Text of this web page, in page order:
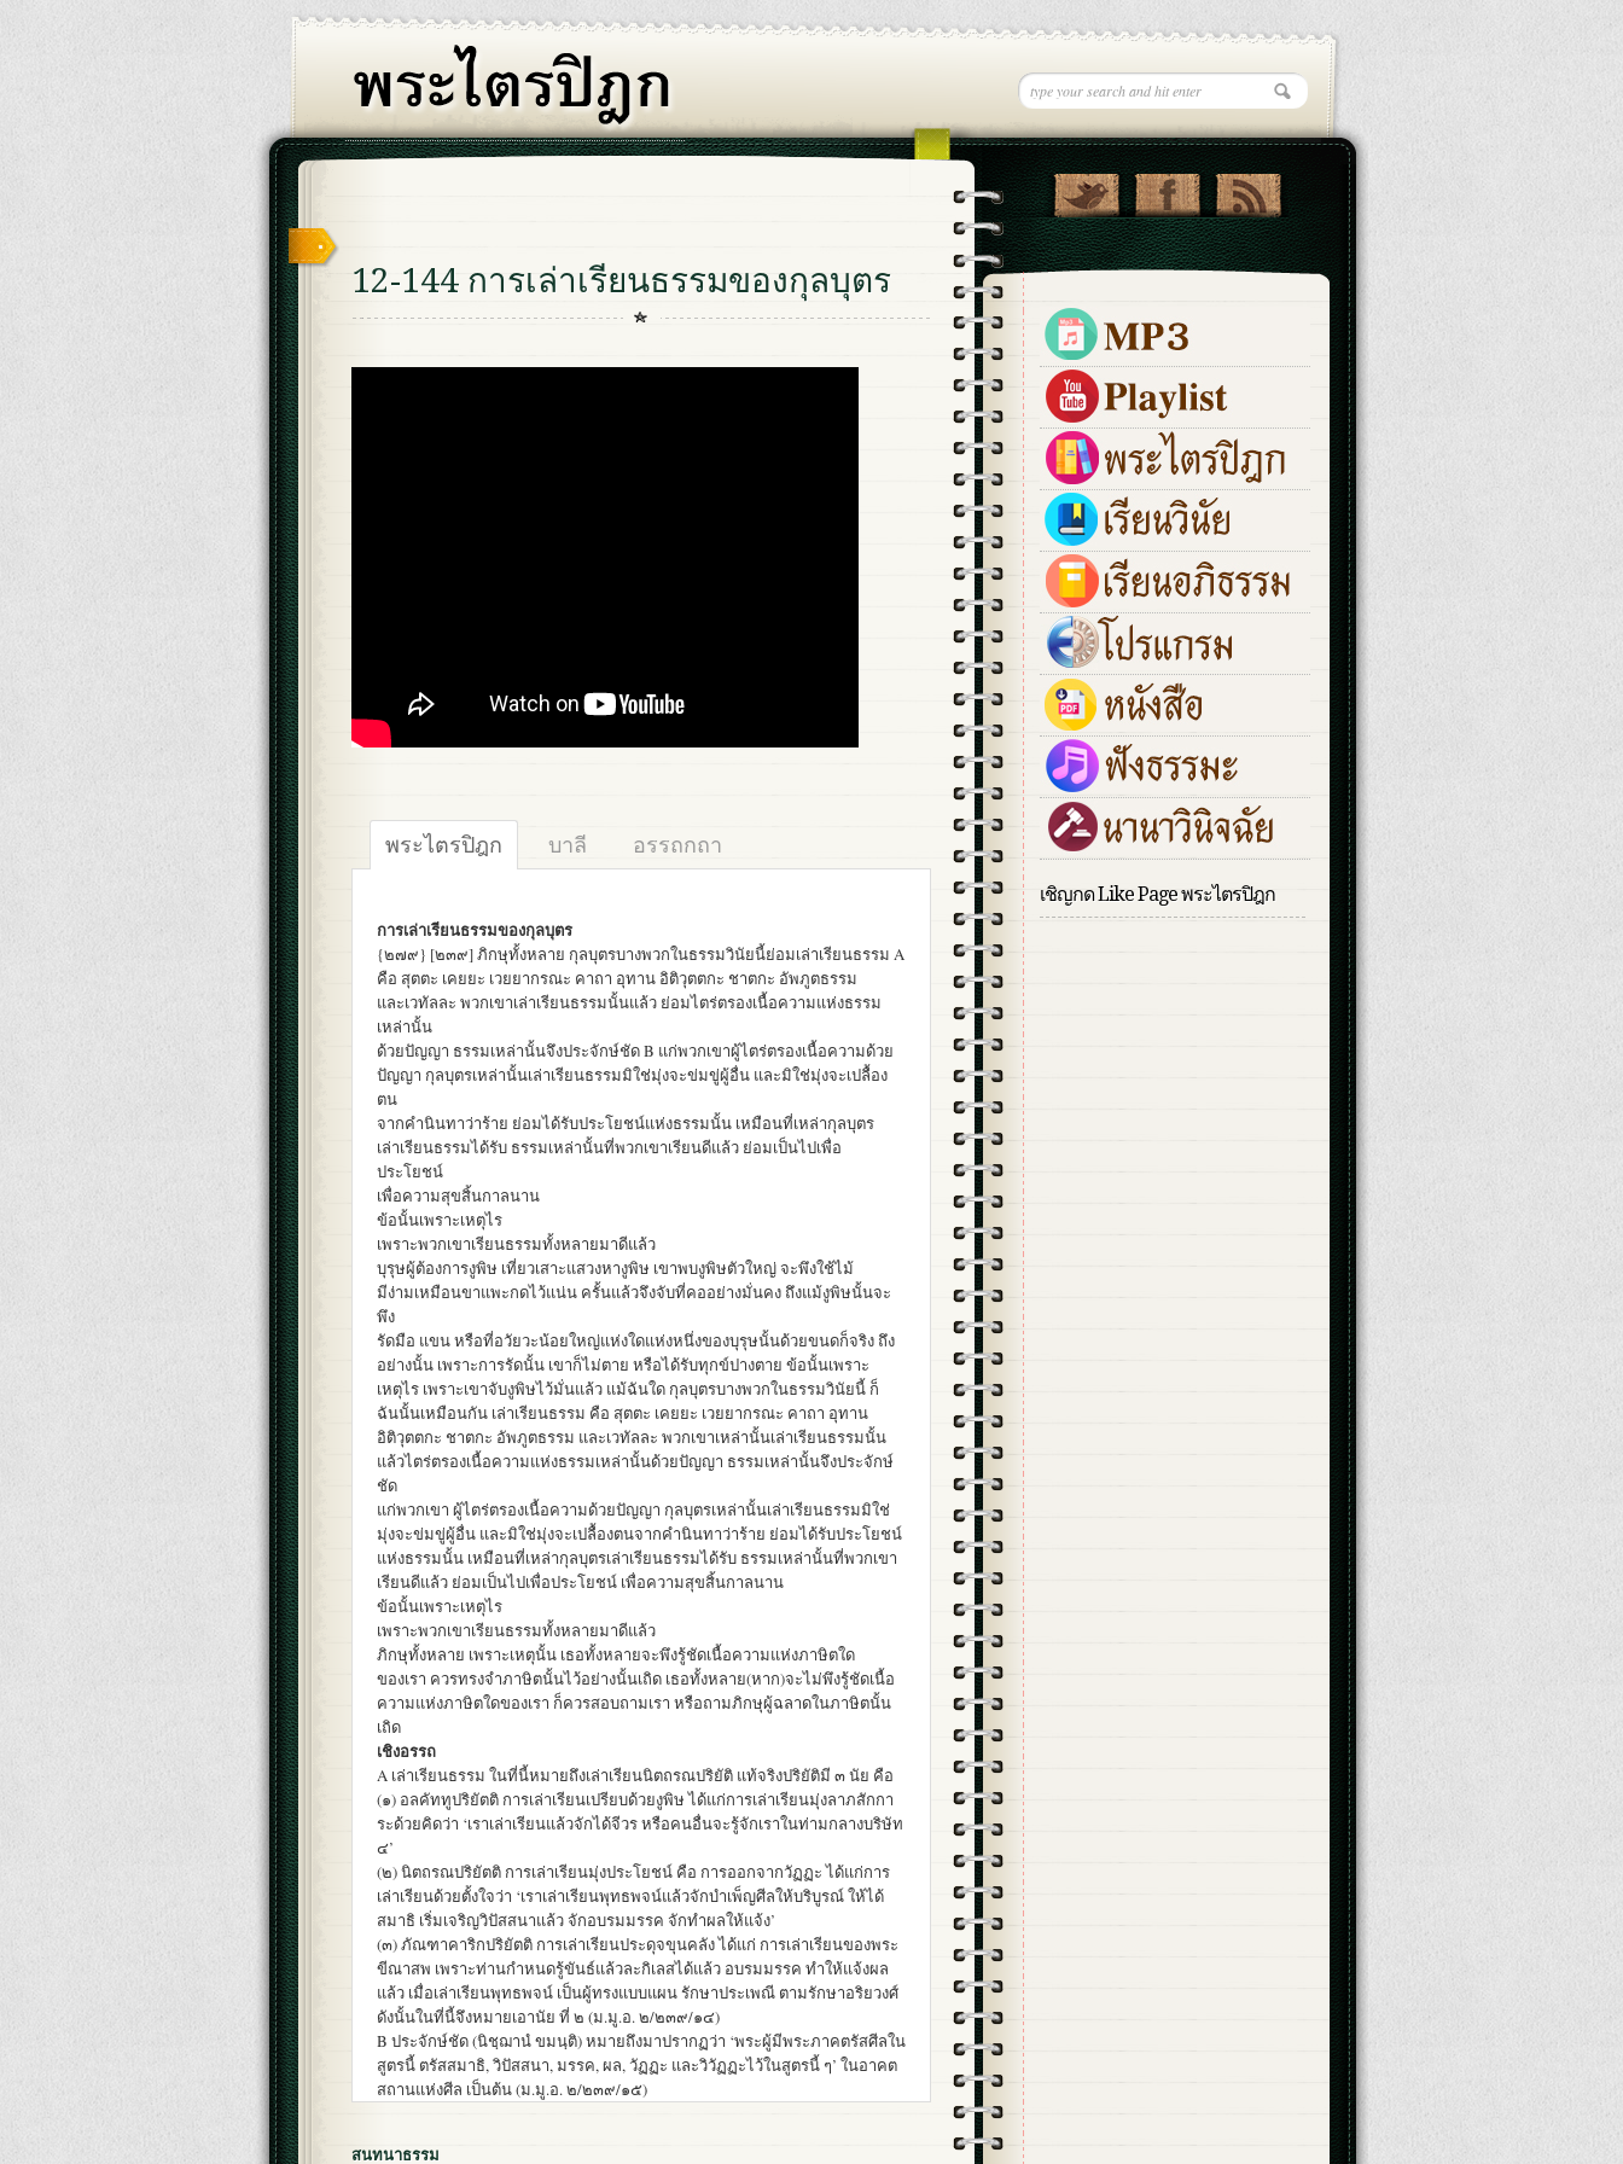
12-144 การเล่าเรียนธรรมของกุลบุตร
พระไตรปิฎก บาลี อรรถกถา
การเล่าเรียนธรรมของกุลบุตร
{๒๗๙} [๒๓๙] ภิกษุทั้งหลาย กุลบุตรบางพวกในธรรมวินัยนี้ย่อมเล่าเรียนธรรม A
คือ สุตตะ เคยยะ เวยยากรณะ คาถา อุทาน อิติวุตตกะ ชาตกะ อัพภูตธรรม
และเวทัลละ พวกเขาเล่าเรียนธรรมนั้นแล้ว ย่อมไตร่ตรองเนื้อความแห่งธรรม
เหล่านั้น
ด้วยปัญญา ธรรมเหล่านั้นจึงประจักษ์ชัด B แก่พวกเขาผู้ไตร่ตรองเนื้อความด้วย
ปัญญา กุลบุตรเหล่านั้นเล่าเรียนธรรมมิใช่มุ่งจะข่มขู่ผู้อื่น และมิใช่มุ่งจะเปลื้อง
ตน
จากคำนินทาว่าร้าย ย่อมได้รับประโยชน์แห่งธรรมนั้น เหมือนที่เหล่ากุลบุตร
เล่าเรียนธรรมได้รับ ธรรมเหล่านั้นที่พวกเขาเรียนดีแล้ว ย่อมเป็นไปเพื่อ
ประโยชน์
เพื่อความสุขสิ้นกาลนาน
ข้อนั้นเพราะเหตุไร
เพราะพวกเขาเรียนธรรมทั้งหลายมาดีแล้ว
บุรุษผู้ต้องการงูพิษ เที่ยวเสาะแสวงหางูพิษ เขาพบงูพิษตัวใหญ่ จะพึงใช้ไม้
มีง่ามเหมือนขาแพะกดไว้แน่น ครั้นแล้วจึงจับที่คออย่างมั่นคง ถึงแม้งูพิษนั้นจะ
พึง
รัดมือ แขน หรือที่อวัยวะน้อยใหญ่แห่งใดแห่งหนึ่งของบุรุษนั้นด้วยขนดก็จริง ถึง
อย่างนั้น เพราะการรัดนั้น เขาก็ไม่ตาย หรือได้รับทุกข์ปางตาย ข้อนั้นเพราะ
เหตุไร เพราะเขาจับงูพิษไว้มั่นแล้ว แม้ฉันใด กุลบุตรบางพวกในธรรมวินัยนี้ ก็
ฉันนั้นเหมือนกัน เล่าเรียนธรรม คือ สุตตะ เคยยะ เวยยากรณะ คาถา อุทาน
อิติวุตตกะ ชาตกะ อัพภูตธรรม และเวทัลละ พวกเขาเหล่านั้นเล่าเรียนธรรมนั้น
แล้วไตร่ตรองเนื้อความแห่งธรรมเหล่านั้นด้วยปัญญา ธรรมเหล่านั้นจึงประจักษ์
ชัด
แก่พวกเขา ผู้ไตร่ตรองเนื้อความด้วยปัญญา กุลบุตรเหล่านั้นเล่าเรียนธรรมมิใช่
มุ่งจะข่มขู่ผู้อื่น และมิใช่มุ่งจะเปลื้องตนจากคำนินทาว่าร้าย ย่อมได้รับประโยชน์
แห่งธรรมนั้น เหมือนที่เหล่ากุลบุตรเล่าเรียนธรรมได้รับ ธรรมเหล่านั้นที่พวกเขา
เรียนดีแล้ว ย่อมเป็นไปเพื่อประโยชน์ เพื่อความสุขสิ้นกาลนาน
ข้อนั้นเพราะเหตุไร
เพราะพวกเขาเรียนธรรมทั้งหลายมาดีแล้ว
ภิกษุทั้งหลาย เพราะเหตุนั้น เธอทั้งหลายจะพึงรู้ชัดเนื้อความแห่งภาษิตใด
ของเรา ควรทรงจำภาษิตนั้นไว้อย่างนั้นเถิด เธอทั้งหลาย(หาก)จะไม่พึงรู้ชัดเนื้อ
ความแห่งภาษิตใดของเรา ก็ควรสอบถามเรา หรือถามภิกษุผู้ฉลาดในภาษิตนั้น
เถิด
เชิงอรรถ
A เล่าเรียนธรรม ในที่นี้หมายถึงเล่าเรียนนิตถรณปริยัติ แท้จริงปริยัติมี ๓ นัย คือ
(๑) อลคัททูปริยัตติ การเล่าเรียนเปรียบด้วยงูพิษ ได้แก่การเล่าเรียนมุ่งลาภสักกา
ระด้วยคิดว่า ‘เราเล่าเรียนแล้วจักได้จีวร หรือคนอื่นจะรู้จักเราในท่ามกลางบริษัท
๔’
(๒) นิตถรณปริยัตติ การเล่าเรียนมุ่งประโยชน์ คือ การออกจากวัฏฏะ ได้แก่การ
เล่าเรียนด้วยตั้งใจว่า ‘เราเล่าเรียนพุทธพจน์แล้วจักบำเพ็ญศีลให้บริบูรณ์ ให้ได้
สมาธิ เริ่มเจริญวิปัสสนาแล้ว จักอบรมมรรค จักทำผลให้แจ้ง’
(๓) ภัณฑาคาริกปริยัตติ การเล่าเรียนประดุจขุนคลัง ได้แก่ การเล่าเรียนของพระ
ขีณาสพ เพราะท่านกำหนดรู้ขันธ์แล้วละกิเลสได้แล้ว อบรมมรรค ทำให้แจ้งผล
แล้ว เมื่อเล่าเรียนพุทธพจน์ เป็นผู้ทรงแบบแผน รักษาประเพณี ตามรักษาอริยวงศ์
ดังนั้นในที่นี้จึงหมายเอานัย ที่ ๒ (ม.มู.อ. ๒/๒๓๙/๑๔)
B ประจักษ์ชัด (นิชฺฌานํ ขมนฺติ) หมายถึงมาปรากฏว่า ‘พระผู้มีพระภาคตรัสศีลใน
สูตรนี้ ตรัสสมาธิ, วิปัสสนา, มรรค, ผล, วัฏฏะ และวิวัฏฏะไว้ในสูตรนี้ ๆ’ ในอาคต
สถานแห่งศีล เป็นต้น (ม.มู.อ. ๒/๒๓๙/๑๕)
สนทนาธรรม
เชิญกด Like Page พระไตรปิฎก